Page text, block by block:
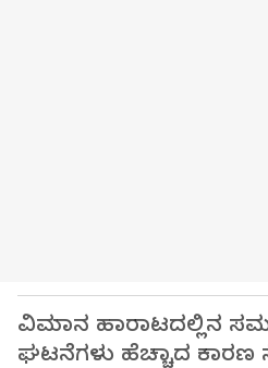
ವಿಮಾನ ಹಾರಾಟದಲ್ಲಿನ
ಘಟನೆಗಳು ಹೆಚ್ಚಾದ